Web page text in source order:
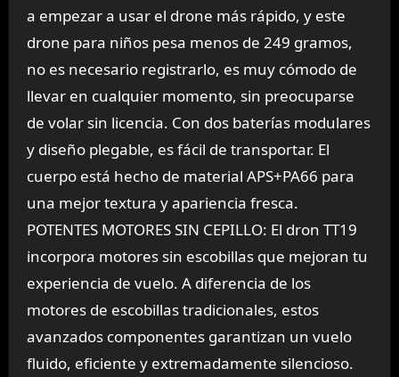
a empezar a usar el drone más rápido, y este
drone para niños pesa menos de 249 gramos,
no es necesario registrarlo, es muy cómodo de
llevar en cualquier momento, sin preocuparse
de volar sin licencia. Con dos baterías modulares
y diseño plegable, es fácil de transportar. El
cuerpo está hecho de material APS+PA66 para
una mejor textura y apariencia fresca.
POTENTES MOTORES SIN CEPILLO: El dron TT19
incorpora motores sin escobillas que mejoran tu
experiencia de vuelo. A diferencia de los
motores de escobillas tradicionales, estos
avanzados componentes garantizan un vuelo
fluido, eficiente y extremadamente silencioso.